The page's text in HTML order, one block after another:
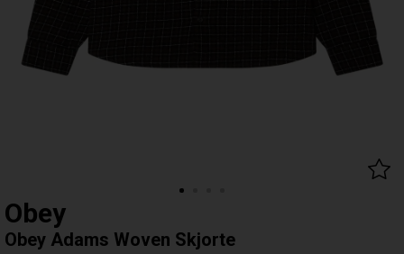
Obey
Obey Adams Woven Skjorte